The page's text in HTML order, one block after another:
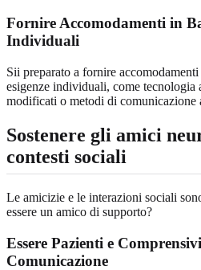
Fornire Accomodamenti in
Individuali
Sii preparato a fornire
esigenze individuali, come tecnologia
modificati o metodi di comunicazione
Sostenere gli amici
contesti sociali
Le amicizie e le interazioni sociali
essere un amico di supporto?
Essere Pazienti e
Comunicazione